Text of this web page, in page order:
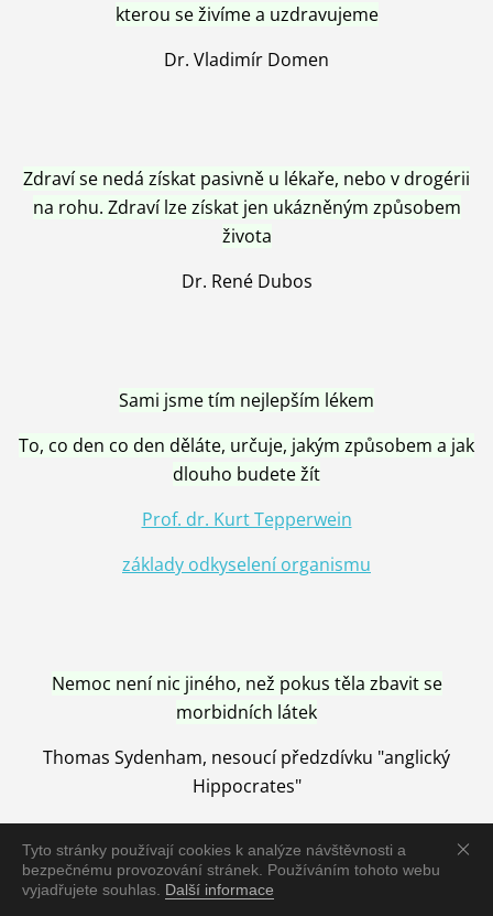
Tyto stránky používají cookies k analýze návštěvnosti a
bezpečnému provozování stránek. Používáním tohoto webu
vyjadřujete souhlas. Další informace
kterou se živíme a uzdravujeme
Dr. Vladimír Domen
Zdraví se nedá získat pasivně u lékaře, nebo v drogérii
na rohu. Zdraví lze získat jen ukázněným způsobem
života
Dr. René Dubos
Sami jsme tím nejlepším lékem
To, co den co den děláte, určuje, jakým způsobem a jak
dlouho budete žít
Prof. dr. Kurt Tepperwein
základy odkyselení organismu
Nemoc není nic jiného, než pokus těla zbavit se
morbidních látek
Thomas Sydenham, nesoucí předzdívku "anglický
Hippocrates"
Nemoc je vyléčena jen pomocí Přírody, neutralizací a